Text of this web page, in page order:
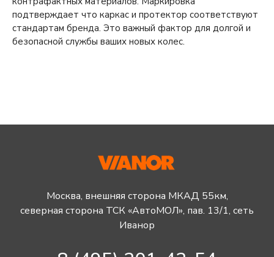
подтверждает что каркас и протектор соответствуют
стандартам бренда. Это важный фактор для долгой и
безопасной службы ваших новых колес.
Москва, внешняя сторона МКАД 55км,
северная сторона ТСК «АвтоМОЛ», пав. 13/1, сеть
Иванор